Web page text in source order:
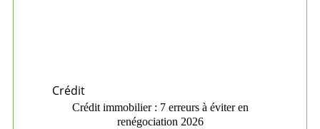
Crédit
Crédit immobilier : 7 erreurs à éviter en
renégociation 2026